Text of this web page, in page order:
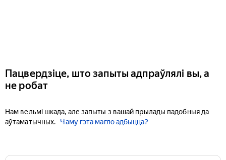
Пацвердзіце, што запыты адпраўлялі вы, а
не робат
Нам вельмі шкада, але запыты з вашай прылады падобныя да
аўтаматычных.
Чаму гэта магло адбыцца?